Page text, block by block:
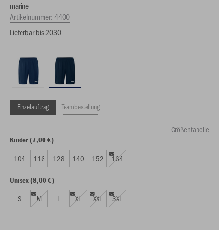
marine
Artikelnummer:4400
Lieferbar bis 2030
Einzelauftrag Teambestellung
Größentabelle
Kinder (7,00 €)
104 116 128 140 152 164
Unisex (8,00 €)
S M L XL XXL 3XL